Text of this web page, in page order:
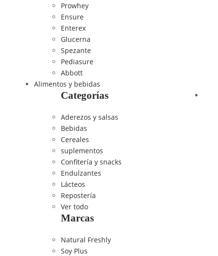
Prowhey
Ensure
Enterex
Glucerna
Spezante
Pediasure
Abbott
Alimentos y bebidas
Categorías
Aderezos y salsas
Bebidas
Cereales
suplementos
Confitería y snacks
Endulzantes
Lácteos
Repostería
Ver todo
Marcas
Natural Freshly
Soy Plus